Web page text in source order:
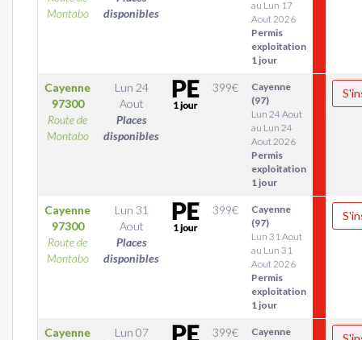
Montabo
disponibles
au Lun 17
Aout 2026
Permis
exploitation
1 jour
Cayenne
97300
Route de
Montabo
Lun 24
Aout
Places
disponibles
399€
Cayenne
(97)
Lun 24 Aout
au Lun 24
Aout 2026
Permis
exploitation
1 jour
Cayenne
97300
Route de
Montabo
Lun 31
Aout
Places
disponibles
399€
Cayenne
(97)
Lun 31 Aout
au Lun 31
Aout 2026
Permis
exploitation
1 jour
Cayenne
Lun 07
399€
Cayenne